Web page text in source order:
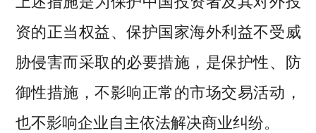
资的正当权益、保护国家海外利益不受威
胁侵害而采取的必要措施，是保护性、防
御性措施，不影响正常的市场交易活动，
也不影响企业自主依法解决商业纠纷。